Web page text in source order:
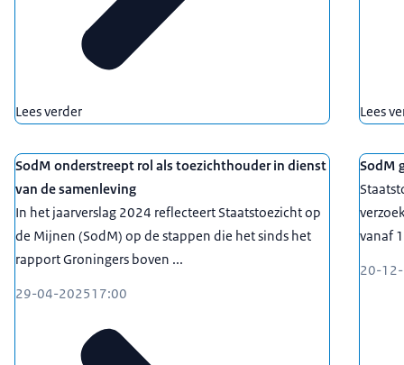
Lees verder Lees
SodM onderstreept rol als toezichthouder in dienst
van de samenleving
In het jaarverslag 2024 reflecteert Staatstoezicht op
de Mijnen (SodM) op de stappen die het sinds het
rapport Groningers boven ...
29-04-202517:00
SodM
vanaf
20-